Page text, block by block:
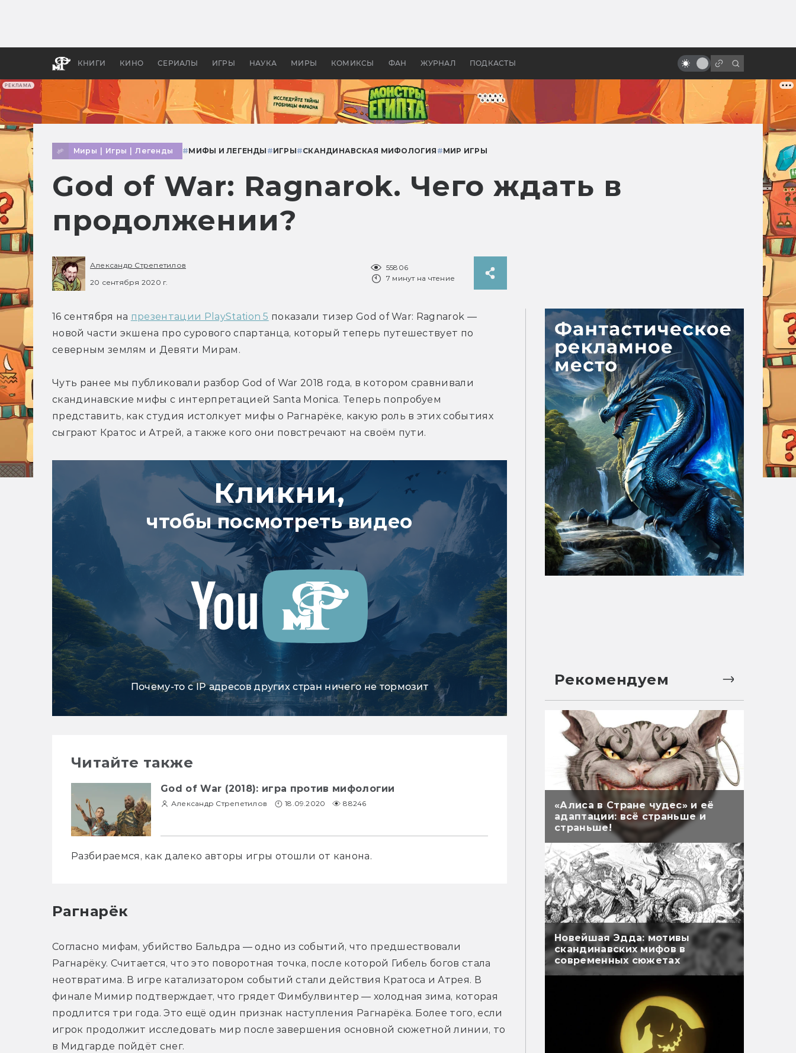
РЕКЛАМА
КНИГИ КИНО СЕРИАЛЫ ИГРЫ НАУКА МИРЫ КОМИКСЫ ФАН ЖУРНАЛ ПОДКАСТЫ
апокалипсис, в России —
бы «Властелина колец»
опоздавшего на десятилетие
Миры Игры Легенды #МИФЫ И ЛЕГЕНДЫ #ИГРЫ#СКАНДИНАВСКАЯ МИФОЛОГИЯ #МИР ИГРЫ
God of War: Ragnarok. Чего ждать в
продолжении?
Александр Стрепетилов
20 сентября 2020 г.
55806
7 минут на чтение
16 сентября на презентации PlayStation 5 показали тизер God of War: Ragnarok —
новой части экшена про сурового спартанца, который теперь путешествует по
северным землям и Девяти Мирам.
Чуть ранее мы публиковали разбор God of War 2018 года, в котором сравнивали
скандинавские мифы с интерпретацией Santa Monica. Теперь попробуем
представить, как студия истолкует мифы о Рагнарёке, какую роль в этих событиях
сыграют Кратос и Атрей, а также кого они повстречают на своём пути.
Кликни,
чтобы посмотреть видео
Почему-то с IP адресов других стран ничего не тормозит
Читайте также
God of War (2018): игра против мифологии
Александр Стрепетилов 18.09.2020 88246
Разбираемся, как далеко авторы игры отошли от канона.
Рагнарёк
Согласно мифам, убийство Бальдра — одно из событий, что предшествовали
Рагнарёку. Считается, что это поворотная точка, после которой Гибель богов стала
неотвратима. В игре катализатором событий стали действия Кратоса и Атрея. В
финале Мимир подтверждает, что грядет Фимбулвинтер — холодная зима, которая
продлится три года. Это ещё один признак наступления Рагнарёка. Более того, если
игрок продолжит исследовать мир после завершения основной сюжетной линии, то
в Мидгарде пойдёт снег.
Рекомендуем
«Алиса в Стране чудес» и её
адаптации: всё страньше и
страньше!
Новейшая Эдда: мотивы
скандинавских мифов в
современных сюжетах